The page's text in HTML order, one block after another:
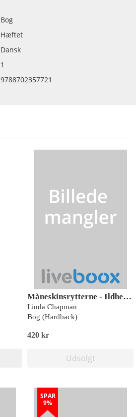
Bog
Hæftet
Dansk
1
9788702357721
Måneskinsrytterne - Ildhesten
Linda Chapman
Bog (Hardback)
420 kr
Udsolgt
SPAR
9%